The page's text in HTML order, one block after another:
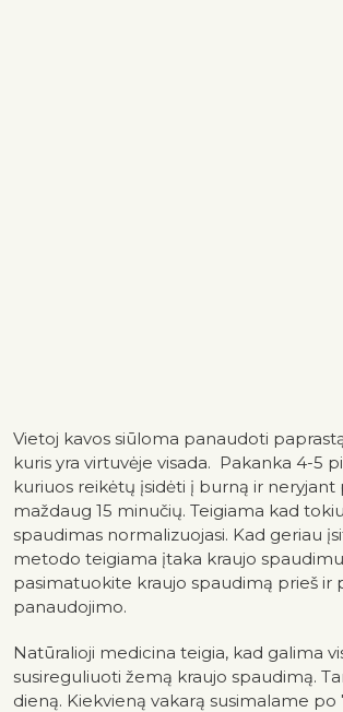
Vietoj kavos siūloma panaudoti
kuris yra virtuvėje visada. Pakanka 4-5
kuriuos reikėtų įsidėti į burną ir neryjant
maždaug 15 minučių. Teigiama kad
spaudimas normalizuojasi. Kad geriau
metodo teigiama įtaka kraujo
pasimatuokite kraujo spaudimą prieš ir
panaudojimo.
Natūralioji medicina teigia, kad galima
susireguliuoti žemą kraujo spaudimą.
dieną. Kiekvieną vakarą susimalame po